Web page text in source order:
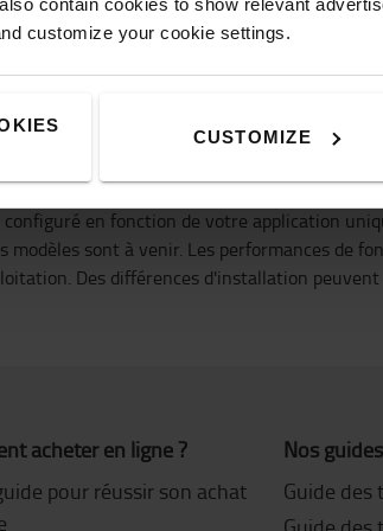
contain cookies to show relevant
customize your cookie settings.
CUSTOMIZE
dispositif de prévention des mouvements
les rayonnages et les autres
non désirés pour le chariot, la productivité
en fonction de votre application
modèles sont à venir. Les performances de
Des différences d'installation peuvent
acheter en ligne ?
pour réussir son achat
Nos guides
Guide des